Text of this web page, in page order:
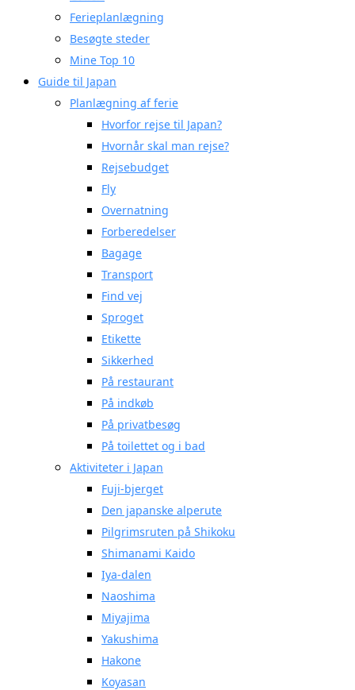
Ferieplanlægning
Besøgte steder
Mine Top 10
Guide til Japan
Planlægning af ferie
Hvorfor rejse til Japan?
Hvornår skal man rejse?
Rejsebudget
Fly
Overnatning
Forberedelser
Bagage
Transport
Find vej
Sproget
Etikette
Sikkerhed
På restaurant
På indkøb
På privatbesøg
På toilettet og i bad
Aktiviteter i Japan
Fuji-bjerget
Den japanske alperute
Pilgrimsruten på Shikoku
Shimanami Kaido
Iya-dalen
Naoshima
Miyajima
Yakushima
Hakone
Koyasan